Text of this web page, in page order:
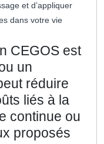
et d’appliquer
dans votre vie
CEGOS est
un
réduire
liés à la
continue ou
proposés